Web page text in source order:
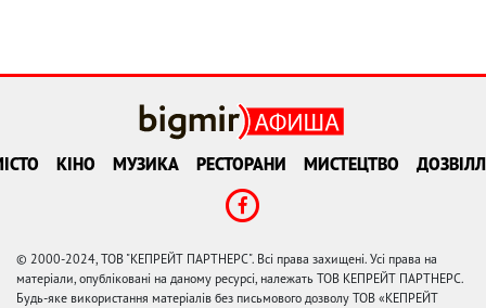
КІНО МУЗИКА РЕСТОРАНИ МИСТЕЦТВО
© 2000-2024, ТОВ "КЕПРЕЙТ ПАРТНЕРС". Всі права захищені. Усі права на
матеріали, опубліковані на даному ресурсі, належать ТОВ КЕПРЕЙТ ПАРТНЕРС.
Будь-яке використання матеріалів без письмового дозволу ТОВ «КЕПРЕЙТ